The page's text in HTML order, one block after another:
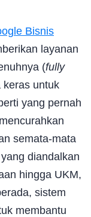
Bisnis
layanan
(fully
keras untuk
yang pernah
semata-mata
diandalkan
hingga UKM,
sistem
membantu